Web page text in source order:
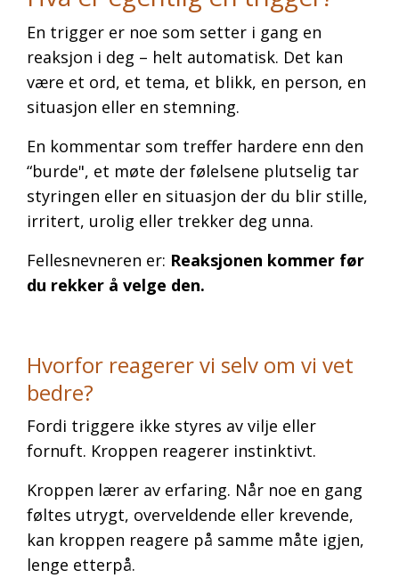
En trigger er noe som setter i gang en
reaksjon i deg – helt automatisk. Det kan
være et ord, et tema, et blikk, en person, en
situasjon eller en stemning.
En kommentar som treffer hardere enn den
“burde", et møte der følelsene plutselig tar
styringen eller en situasjon der du blir stille,
irritert, urolig eller trekker deg unna.
Fellesnevneren er: Reaksjonen kommer før
du rekker å velge den.
Hvorfor reagerer vi selv om vi vet
bedre?
Fordi triggere ikke styres av vilje eller
fornuft. Kroppen reagerer instinktivt.
Kroppen lærer av erfaring. Når noe en gang
føltes utrygt, overveldende eller krevende,
kan kroppen reagere på samme måte igjen,
lenge etterpå.